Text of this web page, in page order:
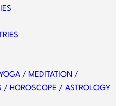
/ MEDITATION /
/ HOROSCOPE / ASTROLOGY